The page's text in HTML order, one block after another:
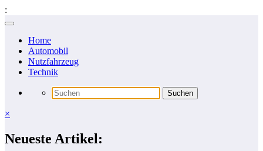
:
Zum
springenHome
Automobil
Nutzfahrzeug
Technik
×
Neueste Artikel: